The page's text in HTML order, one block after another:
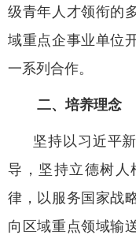
级青年人才领衔的
域重点企事业单位
一系列合作。
二、培养理念
坚持以习近平
导，坚持立德树人
律，以服务国家战
向区域重点领域输